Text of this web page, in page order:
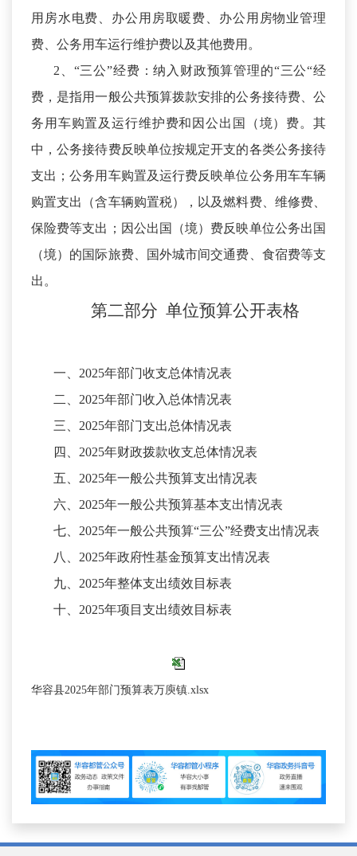
用房水电费、办公用房取暖费、办公用房物业管理
费、公务用车运行维护费以及其他费用。
2、“三公”经费：纳入财政预算管理的“三公“经
费，是指用一般公共预算拨款安排的公务接待费、公
务用车购置及运行维护费和因公出国（境）费。其
中，公务接待费反映单位按规定开支的各类公务接待
支出；公务用车购置及运行费反映单位公务用车车辆
购置支出（含车辆购置税），以及燃料费、维修费、
保险费等支出；因公出国（境）费反映单位公务出国
（境）的国际旅费、国外城市间交通费、食宿费等支
出。
第二部分 单位预算公开表格
一、 2025年部门收支总体情况表
二、 2025年部门收入总体情况表
三、 2025年部门支出总体情况表
四、 2025年财政拨款收支总体情况表
五、 2025年一般公共预算支出情况表
六、 2025年一般公共预算基本支出情况表
七、 2025年一般公共预算“三公”经费支出情况表
八、 2025年政府性基金预算支出情况表
九、 2025年整体支出绩效目标表
十、 2025年项目支出绩效目标表
华容县2025年部门预算表万庾镇.xlsx